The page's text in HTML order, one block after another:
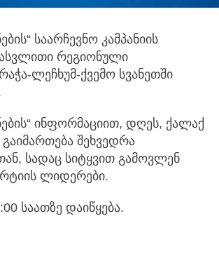
საარჩევნო კამპანიის
რეგიონული
ლეჩხუმ-ქვემო სვანეთში
ინფორმაციით, დღეს, ქალაქ
შეხვედრა
სადაც სიტყვით გამოვლენ
ლიდერები.
საათზე დაიწყება.